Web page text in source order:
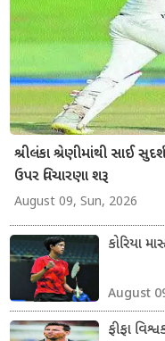
શ્રીલંકા શ્રેણીમાંથી સાઈ
ઉપર વિચારણા શરૂ
August 09, Sun, 2026
કોરિયા
August
ફીફા